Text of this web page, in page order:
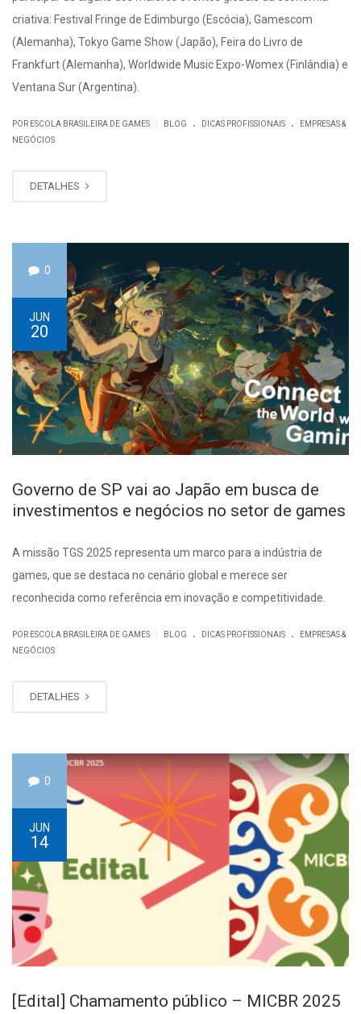
criativa: Festival Fringe de Edimburgo (Escócia), Gamescom
(Alemanha), Tokyo Game Show (Japão), Feira do Livro de
Frankfurt (Alemanha), Worldwide Music Expo-Womex (Finlândia) e
Ventana Sur (Argentina).
POR ESCOLA BRASILEIRA DE GAMES BLOG . DICAS PROFISSIONAIS .
EMPRESAS &
NEGÓCIOS
DETALHES
0
JUN
20
Governo de SP vai ao Japão em busca de
investimentos e negócios no setor de games
A missão TGS 2025 representa um marco para a indústria de
games, que se destaca no cenário global e merece ser
reconhecida como referência em inovação e competitividade.
POR ESCOLA BRASILEIRA DE GAMES BLOG . DICAS PROFISSIONAIS .
EMPRESAS &
NEGÓCIOS
DETALHES
0
JUN
14
[Edital] Chamamento público – MICBR 2025